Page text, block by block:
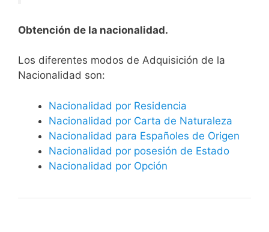
Obtención de la nacionalidad.
​​​Los diferentes modos de Adquisición de la
Nacionalidad son:
Nacionalidad por Residencia
Nacionalidad por Carta de Naturaleza
Nacionalidad para Españoles de Origen
Nacionalidad por posesión de Estado
Nacionalidad por Opción